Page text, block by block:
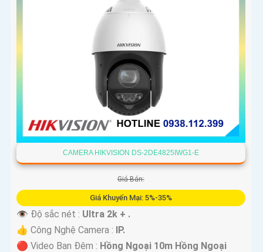
CAMERA HIKVISION DS-2DE4825IWG1-E
Giá Bán:
Giá Khuyến Mại: 5%-35%
👁 Độ sắc nét : Ultra 2k + .
👍 Công Nghệ Camera : IP.
🔴 Video Ban Đêm : Hồng Ngoại 10m Hồng Ngoại